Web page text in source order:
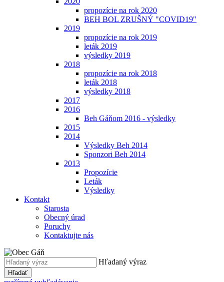
propozície na rok 2020
BEH BOL ZRUŠNÝ "COVID19"
2019
propozície na rok 2019
leták 2019
výsledky 2019
2018
propozície na rok 2018
leták 2018
výsledky 2018
2017
2016
Beh Gáňom 2016 - výsledky
2015
2014
Výsledky Beh 2014
Sponzori Beh 2014
2013
Propozície
Leták
Výsledky
Kontakt
Starosta
Obecný úrad
Poruchy
Kontaktujte nás
Hľadaný výraz
Hľadať